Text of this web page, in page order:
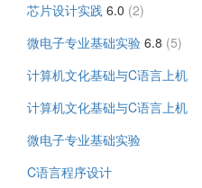
芯片设计实践 6.0 (2)
微电子专业基础实验 6.8 (5)
计算机文化基础与C语言上机
计算机文化基础与C语言上机
微电子专业基础实验
C语言程序设计